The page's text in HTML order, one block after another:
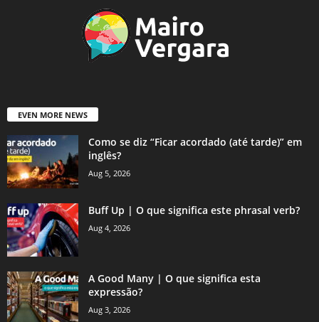
EVEN MORE NEWS
Como se diz “Ficar acordado (até tarde)” em
inglês?
Aug 5, 2026
Buff Up | O que significa este phrasal verb?
Aug 4, 2026
A Good Many | O que significa esta
expressão?
Aug 3, 2026